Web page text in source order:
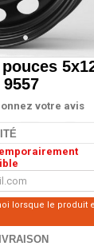
9557
votre avis
lorsque le produit